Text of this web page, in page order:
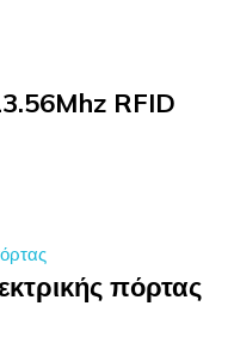
RFID
πόρτας